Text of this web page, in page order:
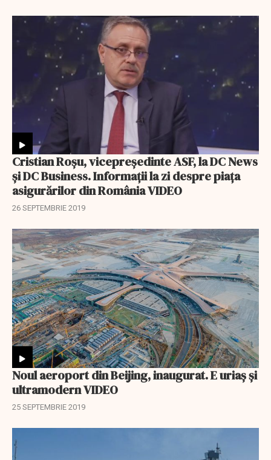
Cristian Roşu, vicepreşedinte ASF, la DC News
şi DC Business. Informații la zi despre piaţa
asigurărilor din România VIDEO
26 SEPTEMBRIE 2019
Noul aeroport din Beijing, inaugurat. E uriaș și
ultramodern VIDEO
25 SEPTEMBRIE 2019